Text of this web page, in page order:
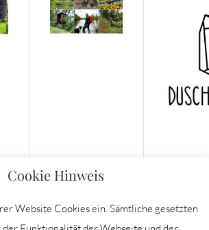
Cookie Hinweis
Website Cookies ein. Sämtliche gesetzten